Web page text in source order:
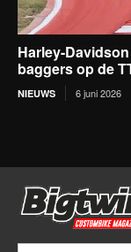
Harley-
baggers op de
NIEUWS 6 juni 2026